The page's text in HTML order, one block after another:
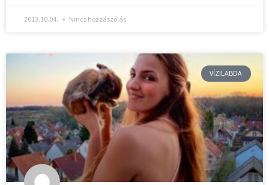
2013.10.04. Nincs hozzászólás
VÍZILABDA